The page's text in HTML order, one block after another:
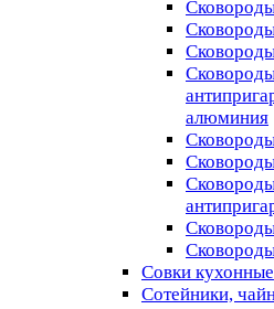
алюминия
Совки кухонные
Сотейники,